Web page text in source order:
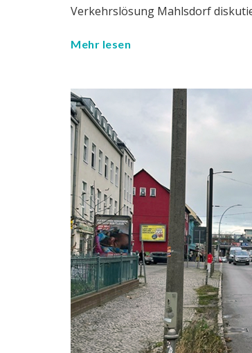
Verkehrslösung Mahlsdorf
Mehr lesen